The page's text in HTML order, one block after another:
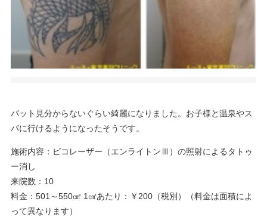
パット見分からないぐらい綺麗になりました。お子様と温泉やス
パに行けるようになったそうです。
施術内容：ピコレーザー（エンライトンⅢ）の照射によるタトゥ
ー消し
来院数：10
料金：501～550㎠ 1㎠あたり：￥200（税別）（料金は面積によ
って異なります）